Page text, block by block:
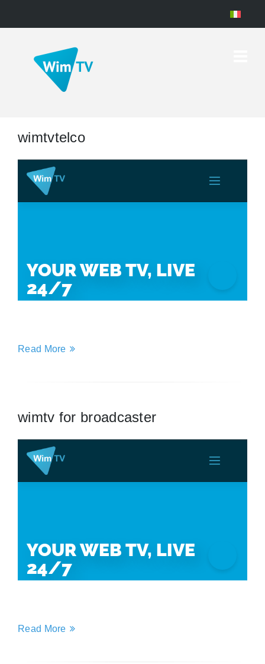
wimtvtelco
Read More
wimtv for broadcaster
Read More